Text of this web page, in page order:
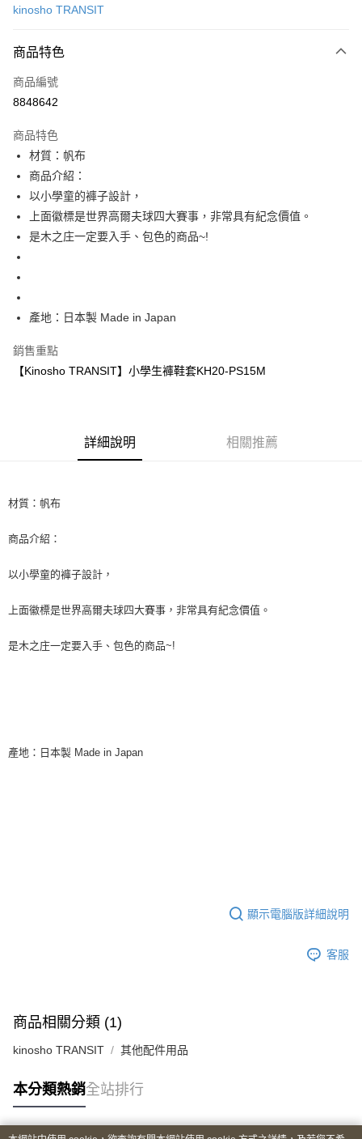
LINE Pay
Apple Pay
全盈+PAY
ATM付款
運送方式
全家取貨付款
每筆NT$60
每筆NT$60
7-11取貨付款
每筆NT$60
kinosho TRANSIT
商品特色
商品編號
8848642
商品特色
材質：帆布
商品介紹：
以小學童的褲子設計，
上面徽標是世界高爾夫球四大賽事，非常具有紀念價值。
是木之庄一定要入手、包色的商品~!
產地：日本製 Made in Japan
銷售重點
【Kinosho TRANSIT】小學生褲鞋套KH20-PS15M
詳細說明 相關推薦
材質：帆布
商品介紹：
以小學童的褲子設計，
上面徽標是世界高爾夫球四大賽事，非常具有紀念價值。
是木之庄一定要入手、包色的商品~!
產地：日本製 Made in Japan
顯示電腦版詳細說明
客服
商品相關分類 (1)
kinosho TRANSIT 其他配件用品
本分類熱銷全站排行